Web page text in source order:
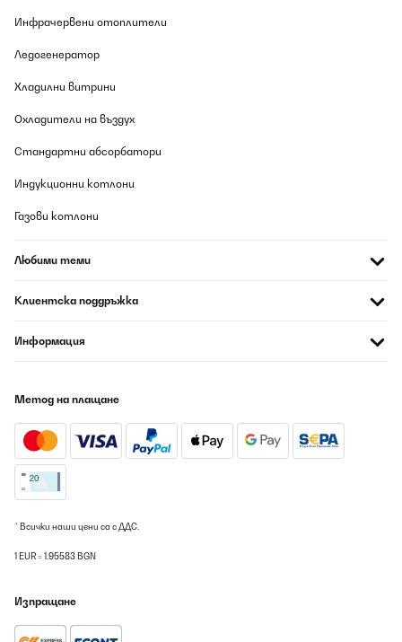
Инфрачервени отоплители
Ледогенератор
Хладилни витрини
Охладители на въздух
Стандартни абсорбатори
Индукционни котлони
Газови котлони
Любими теми
Клиентска поддръжка
Информация
Метод на плащане
* Всички наши цени са с ДДС.
1 EUR = 1.95583 BGN
Изпращане